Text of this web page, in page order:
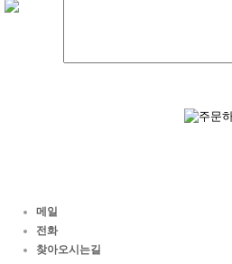
메일
전화
찾아오시는길